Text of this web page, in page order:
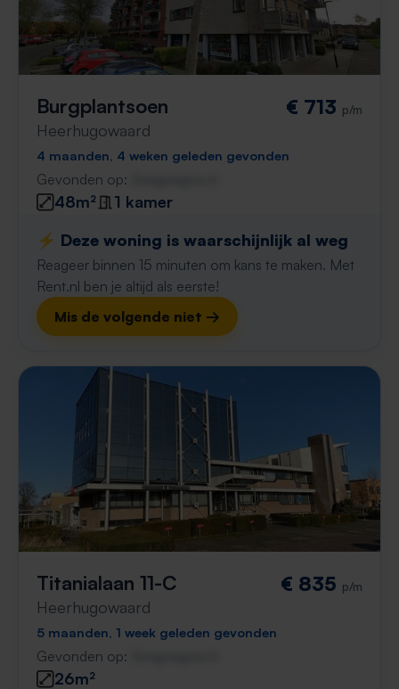
Burgplantsoen
Heerhugowaard
€ 713 p/m
4 maanden, 4 weken geleden gevonden
Gevonden op:
48m²
1 kamer
⚡️ Deze woning is waarschijnlijk al weg
Reageer binnen 15 minuten om kans te maken. Met
Rent.nl ben je altijd als eerste!
Mis de volgende niet →
Titanialaan 11-C
Heerhugowaard
€ 835 p/m
5 maanden, 1 week geleden gevonden
Gevonden op:
26m²